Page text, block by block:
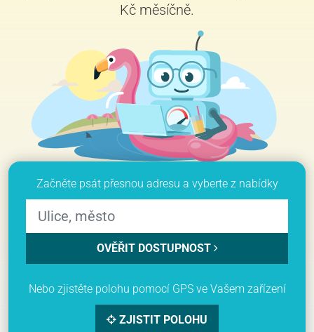
Kč měsíčně.
Začněte psát přesnou adresu a vyberte z nabídky
OVĚŘIT DOSTUPNOST
Nebo zjistěte polohu pomocí GPS ve Vašem zařízení
ZJISTIT POLOHU